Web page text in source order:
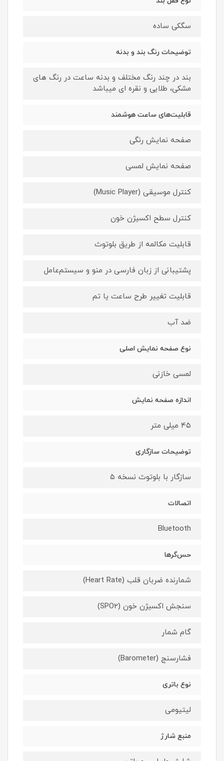
سگکی ساده
توضیحات رنگ بند و بدنه
بند در چند رنگ مختلف و بدنه ساعت در رنگ های
مشکی، طلایی و نقره ای میباشد
قابلیت‌های ساعت هوشمند
صفحه نمایش رنگی
صفحه نمایش لمسی
کنترل موسیقی (Music Player)
کنترل سطح اکسیژن خون
قابلیت مکالمه از طریق بلوتوث
پشتیبانی از زبان فارسی در منو و سیستم‌عامل
قابلیت تغییر طرح ساعت یا تم
ضد آب
نوع صفحه نمایش اصلی
لمسی خازنی
اندازه صفحه نمایش
۴۵ میلی متر
توضیحات سازگاری
سازگار با بلوتوث نسخه ۵
اتصالات
Bluetooth
حس‌گرها
شمارنده ضربان قلب (Heart Rate)
سنجش اکسیژن خون (SPO۲)
گام شمار
فشارسنج (Barometer)
نوع باتری
لیتیومی
منبع شارژ